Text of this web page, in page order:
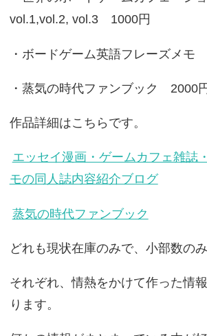
vol.1,vol.2, vol.3 1000円
・ボードゲーム英語フレーズメモ
・蒸気の時代ファンブック 2000
作品詳細はこちらです。
エッセイ漫画・ゲームカフェ雑誌
モの同人誌内容紹介ブログ
蒸気の時代ファンブック
どれも現状在庫のみで、小部数の
それぞれ、情熱をかけて作った情
ります。